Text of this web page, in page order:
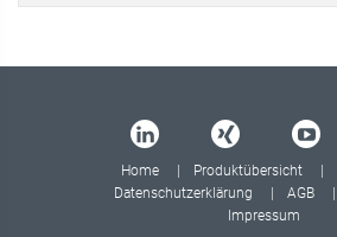
Home Produktübersicht
Datenschutzerklärung
AGB
Impressum